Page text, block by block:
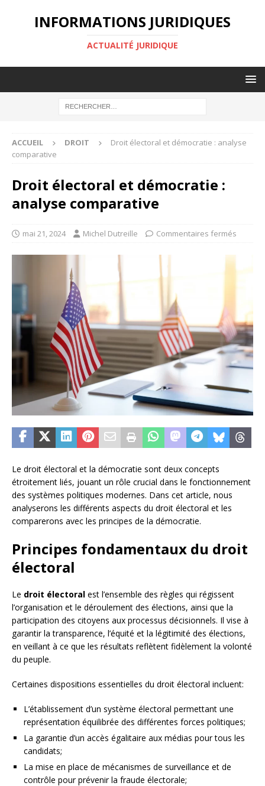
INFORMATIONS JURIDIQUES
ACTUALITÉ JURIDIQUE
ACCUEIL DROIT
Droit électoral et démocratie : analyse
comparative
Droit électoral et démocratie :
analyse comparative
mai 21, 2024 Michel Dutreille Commentaires fermés
Le droit électoral et la démocratie sont deux concepts
étroitement liés, jouant un rôle crucial dans le fonctionnement
des systèmes politiques modernes. Dans cet article, nous
analyserons les différents aspects du droit électoral et les
comparerons avec les principes de la démocratie.
Principes fondamentaux du droit
électoral
Le droit électoral est l’ensemble des règles qui régissent
l’organisation et le déroulement des élections, ainsi que la
participation des citoyens aux processus décisionnels. Il vise à
garantir la transparence, l’équité et la légitimité des élections,
en veillant à ce que les résultats reflètent fidèlement la volonté
du peuple.
Certaines dispositions essentielles du droit électoral incluent:
L’établissement d’un système électoral permettant une
représentation équilibrée des différentes forces politiques;
La garantie d’un accès égalitaire aux médias pour tous les
candidats;
La mise en place de mécanismes de surveillance et de
contrôle pour prévenir la fraude électorale;